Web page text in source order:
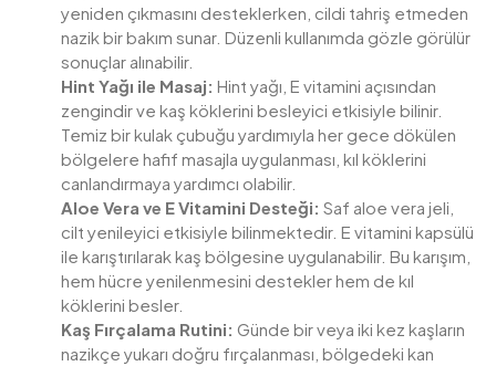
yeniden çıkmasını desteklerken, cildi tahriş etmeden
nazik bir bakım sunar. Düzenli kullanımda gözle görülür
sonuçlar alınabilir.
Hint Yağı ile Masaj: Hint yağı, E vitamini açısından
zengindir ve kaş köklerini besleyici etkisiyle bilinir.
Temiz bir kulak çubuğu yardımıyla her gece dökülen
bölgelere hafif masajla uygulanması, kıl köklerini
canlandırmaya yardımcı olabilir.
Aloe Vera ve E Vitamini Desteği: Saf aloe vera jeli,
cilt yenileyici etkisiyle bilinmektedir. E vitamini kapsülü
ile karıştırılarak kaş bölgesine uygulanabilir. Bu karışım,
hem hücre yenilenmesini destekler hem de kıl
köklerini besler.
Kaş Fırçalama Rutini: Günde bir veya iki kez kaşların
nazikçe yukarı doğru fırçalanması, bölgedeki kan